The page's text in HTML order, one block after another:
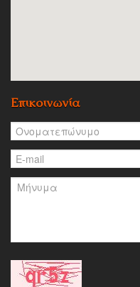
Επικοινωνία